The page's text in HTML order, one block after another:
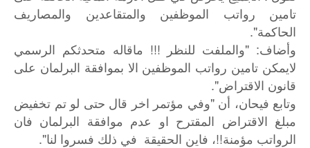
تامين رواتب الموظفين والمتقاعدين والمصاريف
الحاكمة".
وأضاف: "والملفت للنظر !!! ماقاله متحدثكم الرسمي
لايمكن تامين رواتب الموظفين الا بموافقة البرلمان على
قانون الاقتراض".
وتابع فيحان، أن "وفي مؤتمر اخر قال حتى لو تم تخفيض
مبلغ
الاقتراض المقترح او عدم موافقة البرلمان فان
الرواتب مؤمنة!!، فاين الحقيقة في ذلك فسروا لنا".